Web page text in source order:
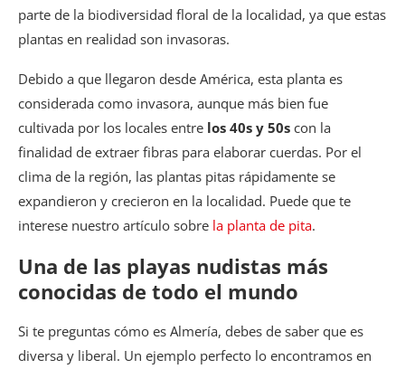
parte de la biodiversidad floral de la localidad, ya que estas
plantas en realidad son invasoras.
Debido a que llegaron desde América, esta planta es
considerada como invasora, aunque más bien fue
cultivada por los locales entre los 40s y 50s con la
finalidad de extraer fibras para elaborar cuerdas. Por el
clima de la región, las plantas pitas rápidamente se
expandieron y crecieron en la localidad. Puede que te
interese nuestro artículo sobre la planta de pita.
Una de las playas nudistas más
conocidas de todo el mundo
Si te preguntas cómo es Almería, debes de saber que es
diversa y liberal. Un ejemplo perfecto lo encontramos en